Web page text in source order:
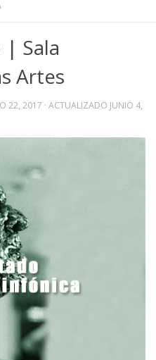
| Sala
Artes
22, 2017 · ACTUALIZADO JUNIO 4,